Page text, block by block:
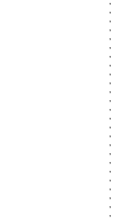
,
,
,
,
,
,
,
,
,
,
,
,
,
,
,
,
,
,
,
,
,
,
,
,